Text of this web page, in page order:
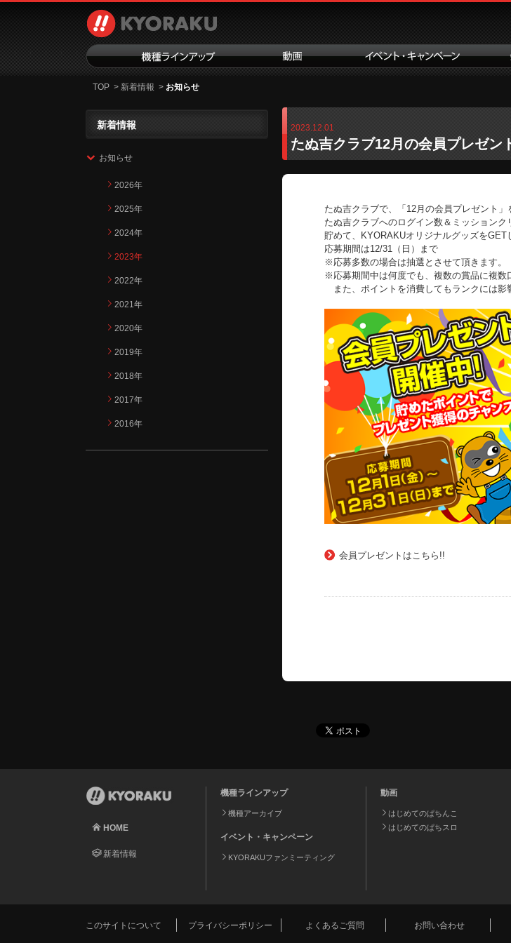
TOP > 新着情報 > お知らせ
新着情報
お知らせ
2026年
2025年
2024年
2023年
2022年
2021年
2020年
2019年
2018年
2017年
2016年
2023.12.01
たぬ吉クラブ12月の会員プレゼン
たぬ吉クラブで、「12月の会員プレゼント」
たぬ吉クラブへのログイン数＆ミッションク
貯めて、KYORAKUオリジナルグッズをGET
応募期間は12/31（日）まで
※応募多数の場合は抽選とさせて頂きます。
※応募期間中は何度でも、複数の賞品に複数
また、ポイントを消費してもランクには影
会員プレゼントはこちら!!
HOME
新着情報
機種ラインアップ
機種アーカイブ
イベント・キャンペーン
KYORAKUファンミーティング
動画
はじめてのぱちんこ
はじめてのぱちスロ
このサイトについて プライバシーポリシー よくあるご質問 お問い合わせ